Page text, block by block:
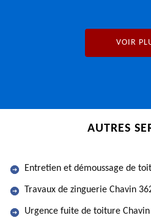
VOIR
AUTRES
Entretien et démoussage de
Travaux de zinguerie Chavin
Urgence fuite de toiture